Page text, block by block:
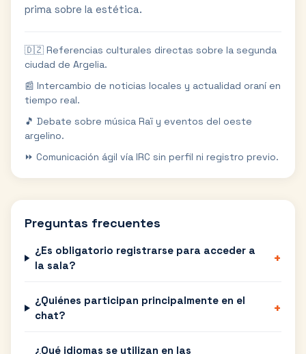
prima sobre la estética.
🇩🇿 Referencias culturales directas sobre la segunda
ciudad de Argelia.
📰 Intercambio de noticias locales y actualidad oraní en
tiempo real.
🎵 Debate sobre música Raï y eventos del oeste
argelino.
⏩ Comunicación ágil vía IRC sin perfil ni registro previo.
Preguntas frecuentes
¿Es obligatorio registrarse para acceder a
la sala?
+
¿Quiénes participan principalmente en el
chat?
+
¿Qué idiomas se utilizan en las